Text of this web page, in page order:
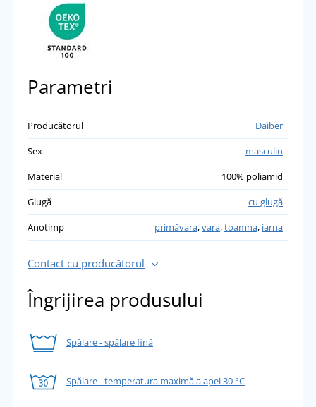
přidáno 25.04.2023
Parametri
Producătorul
Daiber
Sex
masculin
Material
100% poliamid
Glugă
cu glugă
Anotimp
primăvara,vara,toamna, iarna
Contact cu producătorul
Îngrijirea produsului
Spălare - spălare fină
Spălare - temperatura maximă a apei 30 °C